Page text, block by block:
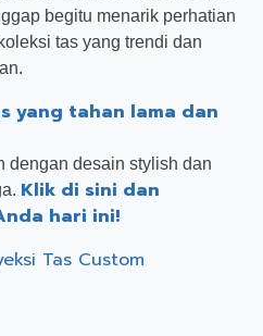
begitu menarik perhatian
tas yang trendi dan
yang tahan lama dan
dengan desain stylish dan
Klik di sini dan
hari ini!
Tas Custom